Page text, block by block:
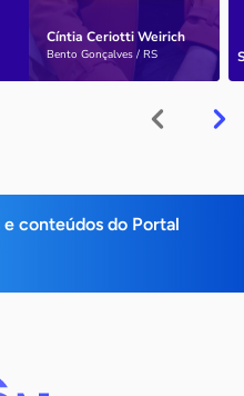
Cíntia Ceriotti Weirich
Bento Gonçalves / RS
conteúdos do Portal